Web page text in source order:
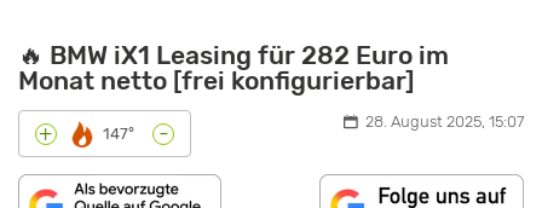
🔥 BMW iX1 Leasing für 282 Euro im
Monat netto [frei konfigurierbar]
+ 147° - 28. August 2025, 15:07